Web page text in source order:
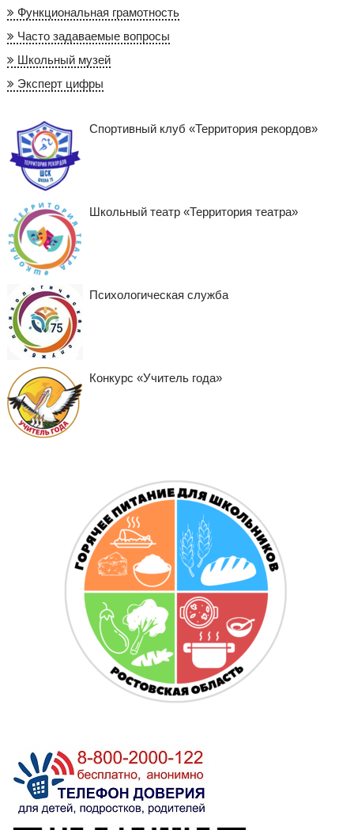
Функциональная грамотность
Часто задаваемые вопросы
Школьный музей
Эксперт цифры
Спортивный клуб «Территория рекордов»
Школьный театр «Территория театра»
Психологическая служба
Конкурс «Учитель года»